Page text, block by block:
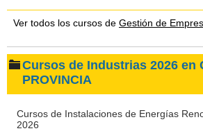
Ver todos los cursos de Gestión de
Cursos de Industrias 2026 en
PROVINCIA
Cursos de Instalaciones de Energías
2026